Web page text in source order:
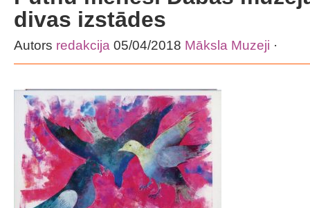
divas izstādes
Autors redakcija 05/04/2018 Māksla Muzeji ·